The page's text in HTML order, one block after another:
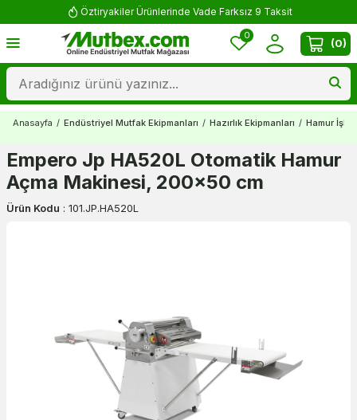
Öztiryakiler Ürünlerinde Vade Farksız 9 Taksit
0
(0)
Anasayfa / Endüstriyel Mutfak Ekipmanları / Hazırlık Ekipmanları / Hamur
Empero Jp HA520L Otomatik Hamur
Açma Makinesi, 200x50 cm
Ürün Kodu : 101.JP.HA520L